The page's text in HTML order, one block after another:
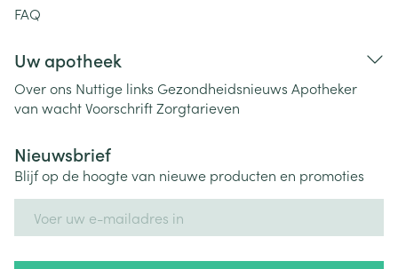
FAQ
Uw apotheek
Over ons Nuttige links Gezondheidsnieuws Apotheker
van wachtVoorschriftZorgtarieven
Nieuwsbrief
Blijf op de hoogte van nieuwe producten en promoties